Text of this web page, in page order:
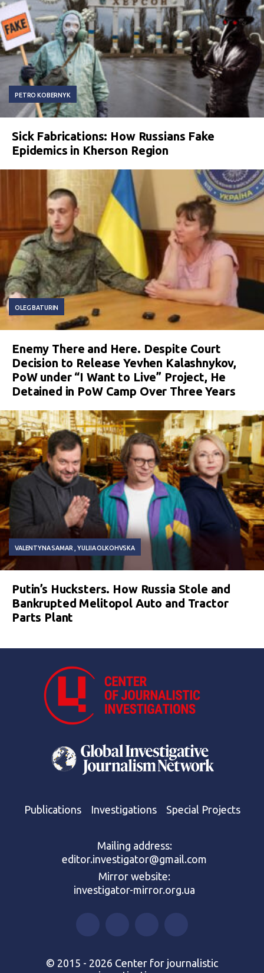
PETRO KOBERNYK
Sick Fabrications: How Russians Fake
Epidemics in Kherson Region
OLEG BATURIN
Enemy There and Here. Despite Court
Decision to Release Yevhen Kalashnykov,
PoW under “I Want to Live” Project, He
Detained in PoW Camp Over Three Years
VALENTYNA SAMAR YULIIA OLKOHVSKA
Putin’s Hucksters. How Russia Stole and
Bankrupted Melitopol Auto and Tractor
Parts Plant
Publications Investigations Special Projects
Mailing address:
editor.investigator@gmail.com
Mirror website:
investigator-mirror.org.ua
© 2015 - 2026 Center for journalistic